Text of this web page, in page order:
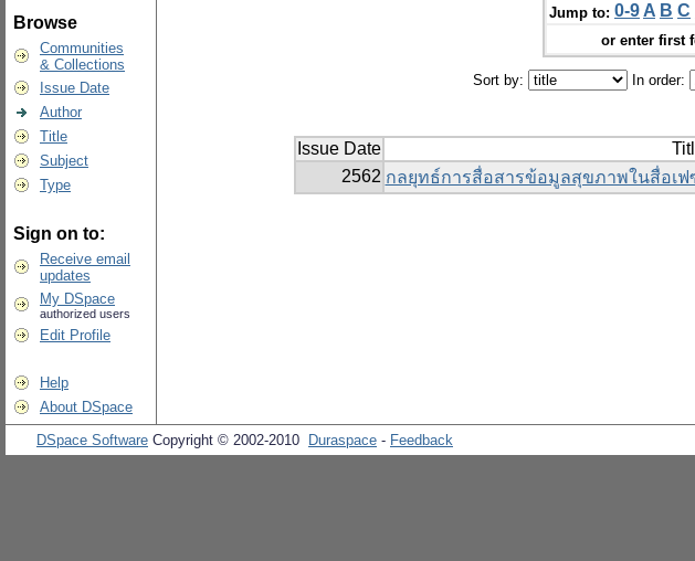
Browse
Communities
& Collections
Issue Date
Author
Title
Subject
Type
Sign on to:
Receive email
updates
My DSpace
authorized users
Edit Profile
Help
About DSpace
Jump to: 0-9 A B C
or enter first
Sort by: In order:
Issue Date
2562 กลยุทธ์การสื่อสารข้อมูลสุขภาพในสื่อเ
DSpace Software Copyright © 2002-2010 Duraspace - Feedback